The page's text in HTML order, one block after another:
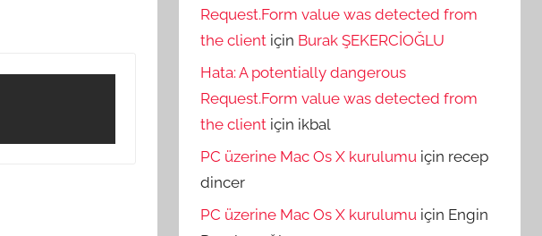
Request.Form value was detected from
the client için Burak ŞEKERCİOĞLU
Hata: A potentially dangerous
Request.Form value was detected from
the client için ikbal
PC üzerine Mac Os X kurulumu için recep
dincer
PC üzerine Mac Os X kurulumu için Engin